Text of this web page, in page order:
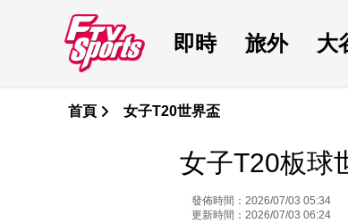
即時 旅外 大
首頁 女子T20世界盃
女子T20板球
發佈時間：2026/07/03 05:34
更新時間：2026/07/03 06:24